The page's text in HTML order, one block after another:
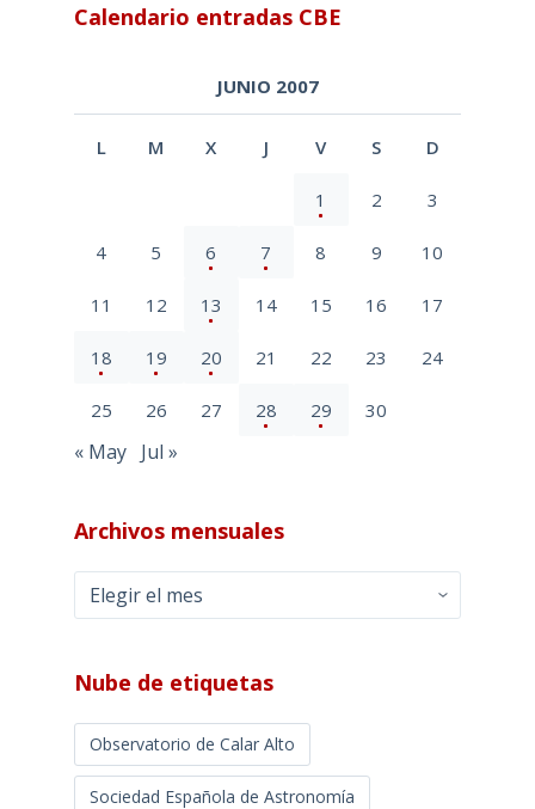
Calendario entradas CBE
JUNIO 2007
L M X J V S D
1 2 3
4 5 6 7 8 9 10
11 12 13 14 15 16 17
18 19 20 21 22 23 24
25 26 27 28 29 30
« May Jul »
Archivos mensuales
Archivos
mensuales
Nube de etiquetas
Observatorio de Calar Alto
Sociedad Española de Astronomía